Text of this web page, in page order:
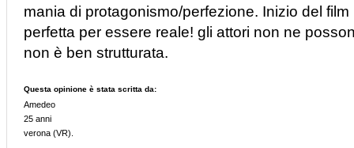
mania di protagonismo/perfezione. Inizio del
perfetta per essere reale! gli attori non ne
non è ben strutturata.
Questa opinione è stata scritta da:
Amedeo
25 anni
verona (VR).